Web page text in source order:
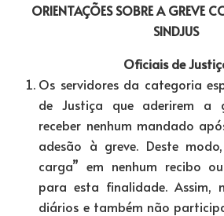
ORIENTAÇÕES SOBRE A GREVE
SINDJUS
Oficiais de
Os servidores da categoria
de Justiça que aderirem a
receber nenhum mandado
adesão à greve. Deste
carga” em nenhum recibo
para esta finalidade. Assim,
diários e também não